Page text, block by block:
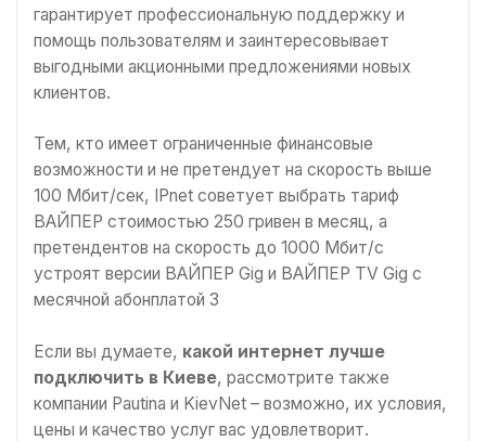
гарантирует профессиональную поддержку и
помощь пользователям и заинтересовывает
выгодными акционными предложениями новых
клиентов.
Тем, кто имеет ограниченные финансовые
возможности и не претендует на скорость выше
100 Мбит/сек, IPnet советует выбрать тариф
ВАЙПЕР стоимостью 250 гривен в месяц, а
претендентов на скорость до 1000 Мбит/с
устроят версии ВАЙПЕР Gig и ВАЙПЕР TV Gig с
месячной абонплатой 3
Если вы думаете, какой интернет лучше
подключить в Киеве, рассмотрите также
компании Pautina и KievNet – возможно, их условия,
цены и качество услуг вас удовлетворит.